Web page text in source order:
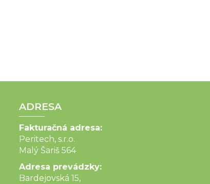
ADRESA
Fakturačná adresa:
Peritech, s.r.o.
Malý Šariš 564
Adresa prevádzky:
Bardejovská 15,